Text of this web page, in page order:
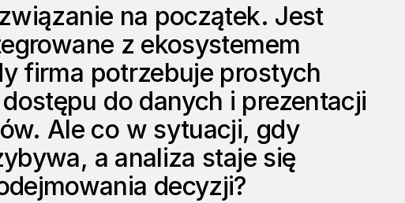
na początek. Jest
z ekosystemem
firma potrzebuje prostych
do danych i prezentacji
Ale co w sytuacji, gdy
a analiza staje się
decyzji?